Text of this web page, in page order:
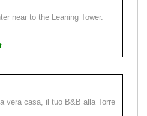
near to the Leaning Tower.
vera casa, il tuo B&B alla Torre